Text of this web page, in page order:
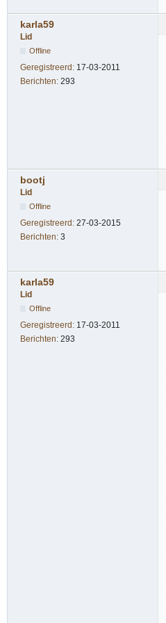
karla59
Lid
Offline
Geregistreerd: 17-03-2011
Berichten: 293
bootj
Lid
Offline
Geregistreerd: 27-03-2015
Berichten: 3
karla59
Lid
Offline
Geregistreerd: 17-03-2011
Berichten: 293